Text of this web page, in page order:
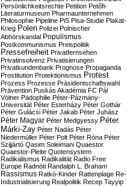
Persönlichkeitsrechte Petition Petőfi-
Literaturmuseum Pharmaunternehmen
Philosophie Pipeline PiS Pisa-Studie Plakat-
Krieg Polen Polizei Polnischer
Abhörskandal Populismus
Postkommunismus Preispolitik
Pressefreiheit Privatfernsehen
Privatinsolvenz Privatisierungen
Privatkundenbank Prognose Propaganda
Prostitution Protektionismus Protest
Prozess Prozesse Präsidentschaftswahl
Prävention Puskás Akadémia FC Pál
Völner Pädophilie Péter-Pázmány-
Universität Péter Esterházy Péter Gothár
Péter Gulácsi Péter Jakab Péter Juhász
Péter Magyar Péter Medgyessy Péter
Márki-Zay Péter Nadás Péter
Niedermüller Péter Polt Péter Róna Péter
Szijjártó Qasim Soleimani Quaestor
Quaestor-Pleite Quotensystem
Radikalismus Radikalität Radio Free
Europe Radnóti Randalph L. Braham
Rassismus Ratkó-Kinder Rattenplage Re-
Industrialisierung Realpolitik Recep Tayyip